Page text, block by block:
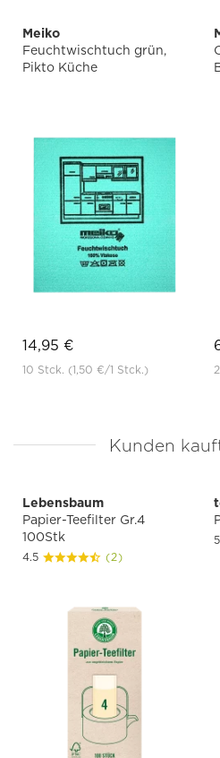
Meiko
Feuchtwischtuch grün,
Pikto Küche
14,95 €
10 Stck. (1,50 €/1 Stck.)
Kunden
Lebensbaum
Papier-Teefilter Gr.4
100Stk
4.5 (2)